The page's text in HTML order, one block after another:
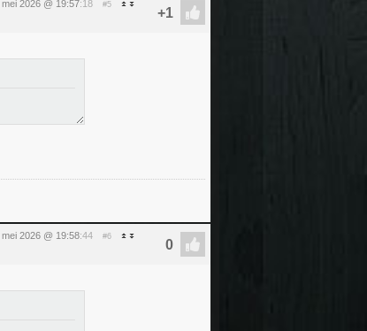
2026 @ 19:57:18 #5
2026 @ 19:58:44 #6